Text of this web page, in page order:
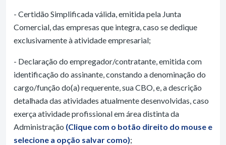
- Certidão Simplificada válida, emitida pela Junta
Comercial, das empresas que integra, caso se dedique
exclusivamente à atividade empresarial;
- Declaração do empregador/contratante, emitida com
identificação do assinante, constando a denominação do
cargo/função do(a) requerente, sua CBO, e, a descrição
detalhada das atividades atualmente desenvolvidas, caso
exerça atividade profissional em área distinta da
Administração (Clique com o botão direito do mouse e
selecione a opção salvar como);